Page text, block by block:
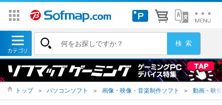
トップ ＞ パソコンソフト ＞ 画像・映像・音楽制作ソフト ＞ 動画・映